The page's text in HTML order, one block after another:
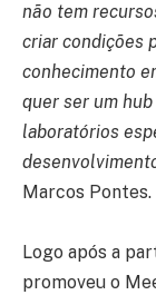
não tem
criar condições
conhecimento
quer ser um
laboratórios
Marcos Pontes.
Logo após a
promoveu o